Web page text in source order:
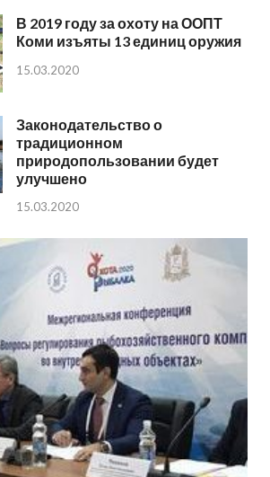
В 2019 году за охоту на ООПТ
Коми изъяты 13 единиц оружия
15.03.2020
Законодательство о
традиционном
природопользовании будет
улучшено
15.03.2020